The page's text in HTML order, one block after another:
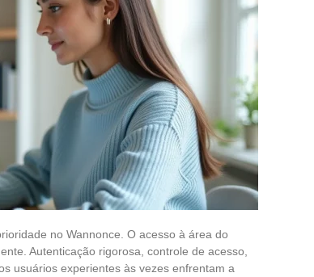
no Wannonce. O acesso à área do
Autenticação rigorosa, controle de acesso,
usuários experientes às vezes enfrentam a